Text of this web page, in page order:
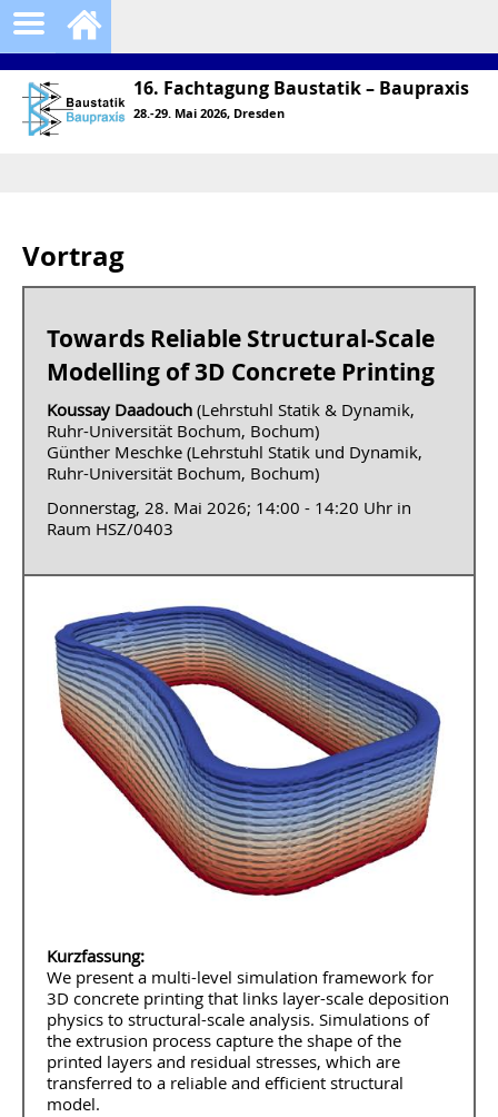
16. Fachtagung Baustatik – Baupraxis
28.-29. Mai 2026, Dresden
Vortrag
Towards Reliable Structural-Scale
Modelling of 3D Concrete Printing
Koussay Daadouch (Lehrstuhl Statik & Dynamik,
Ruhr-Universität Bochum, Bochum)
Günther Meschke (Lehrstuhl Statik und Dynamik,
Ruhr-Universität Bochum, Bochum)
Donnerstag, 28. Mai 2026; 14:00 - 14:20 Uhr in
Raum HSZ/0403
Kurzfassung:
We present a multi-level simulation framework for
3D concrete printing that links layer-scale deposition
physics to structural-scale analysis. Simulations of
the extrusion process capture the shape of the
printed layers and residual stresses, which are
transferred to a reliable and efficient structural
model.